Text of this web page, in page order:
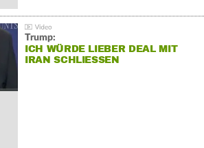
Trump:
ICH WÜRDE LIEBER DEAL MIT
IRAN SCHLIESSEN